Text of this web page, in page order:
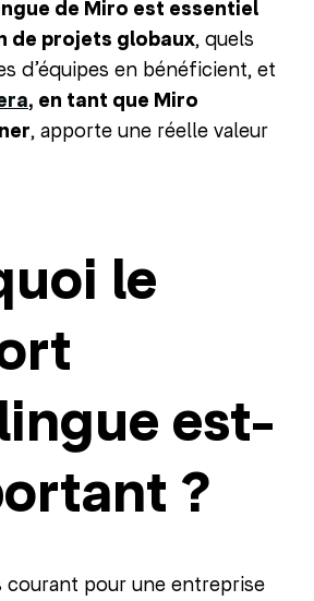
de Miro est essentiel
de projets globaux, quels
d’équipes en bénéficient, et
, en tant que Miro
, apporte une réelle valeur
le
est-
?
courant pour une entreprise